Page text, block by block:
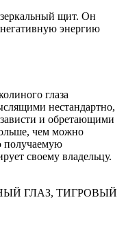
щит. Он
энергию
глаза
нестандартно,
и обретающими
чем можно
получаемую
своему владельцу.
ГЛАЗ, ТИГРОВЫЙ